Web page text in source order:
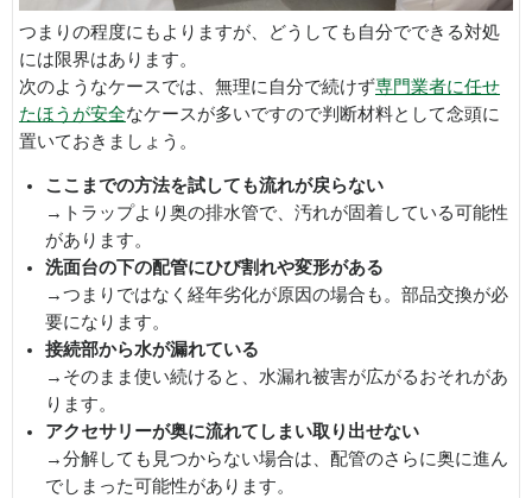
つまりの程度にもよりますが、どうしても自分でできる対処
には限界はあります。
次のようなケースでは、無理に自分で続けず専門業者に任せ
たほうが安全なケースが多いですので判断材料として念頭に
置いておきましょう。
ここまでの方法を試しても流れが戻らない
→トラップより奥の排水管で、汚れが固着している可能性
があります。
洗面台の下の配管にひび割れや変形がある
→つまりではなく経年劣化が原因の場合も。部品交換が必
要になります。
接続部から水が漏れている
→そのまま使い続けると、水漏れ被害が広がるおそれがあ
ります。
アクセサリーが奥に流れてしまい取り出せない
→分解しても見つからない場合は、配管のさらに奥に進ん
でしまった可能性があります。